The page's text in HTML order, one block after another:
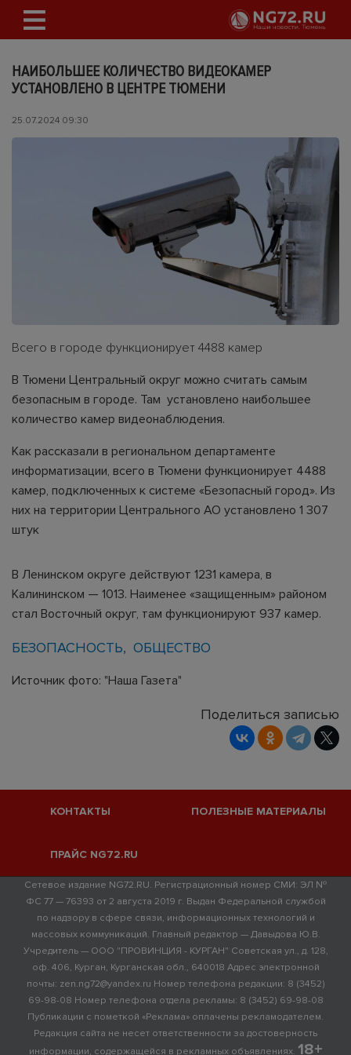
НАИБОЛЬШЕЕ КОЛИЧЕСТВО ВИДЕОКАМЕР
УСТАНОВЛЕНО В ЦЕНТРЕ ТЮМЕНИ
25.07.2024 09:30
Всего в городе функционирует 4488 камер
В Тюмени Центральный округ можно считать самым
безопасным в городе. Там установлено наибольшее
количество камер видеонаблюдения.
Как рассказали в региональном департаменте
информатизации, всего в Тюмени функционирует 4488
камер, подключенных к системе «Безопасный город». Из
них на территории Центрального АО установлено 1 307
штук
В Ленинском округе действуют 1231 камера, в
Калининском — 1013. Наименее «защищенным» районом
стал Восточный округ, там функционируют 937 камер.
БЕЗОПАСНОСТЬ ОБЩЕСТВО
Источник фото: "Наша Газета"
Поделиться записью
КОНТАКТЫ ПОЛЕЗНЫЕ МАТЕРИАЛЫ
ПРАЙС NG72.RU
Сетевое издание NG72.RU. Регистрационный номер СМИ: ЭЛ №
ФС 77 — 76393 от 2 августа 2019 г. Выдан Федеральной службой
по надзору в сфере связи, информационных технологий и
массовых коммуникаций. Главный редактор — Давыдова Ю.В.
Учредитель — ООО "ПРОВИНЦИЯ - КУРГАН" Советская ул., д. 128,
оф. 406, Курган, Курганская обл., 640018 Адрес электронной
почты: zen.ng72@yandex.ru Номер телефона редакции: 8 (3452)
69-98-08 Номер телефона отдела рекламы: 8 (3452) 69-98-08
Публикации с пометкой «Реклама» оплачены рекламодателем.
Редакция сайта не несет ответственности за достоверность
информации, содержащейся в рекламных объявлениях. 18+